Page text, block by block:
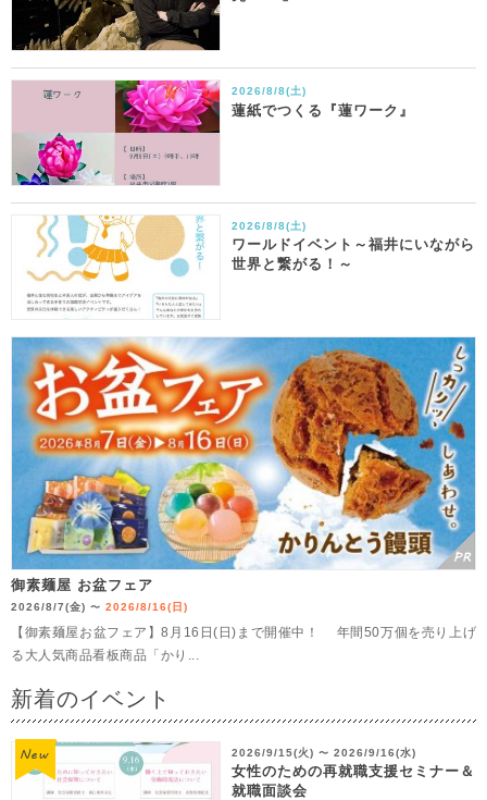
2026/8/8(土)
蓮紙でつくる『蓮ワーク』
2026/8/8(土)
ワールドイベント～福井にいながら
世界と繋がる！～
御素麺屋 お盆フェア
2026/8/7(金) 〜 2026/8/16(日)
【御素麺屋お盆フェア】8月16日(日)まで開催中！ 年間50万個を売り上げ
る大人気商品看板商品「かり...
新着のイベント
2026/9/15(火) 〜 2026/9/16(水)
女性のための再就職支援セミナー＆
就職面談会